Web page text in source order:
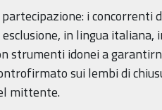
partecipazione: i
in lingua
strumenti idonei a
sui lembi di
mittente.